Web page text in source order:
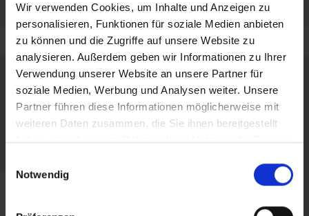
Wir verwenden Cookies, um Inhalte und Anzeigen zu
personalisieren, Funktionen für soziale Medien anbieten
zu können und die Zugriffe auf unsere Website zu
analysieren. Außerdem geben wir Informationen zu Ihrer
Verwendung unserer Website an unsere Partner für
soziale Medien, Werbung und Analysen weiter. Unsere
Partner führen diese Informationen möglicherweise mit
weiteren Daten zusammen, die Sie ihnen bereitgestellt
haben oder die sie im Rahmen Ihrer Nutzung der Dienste
Notwendig